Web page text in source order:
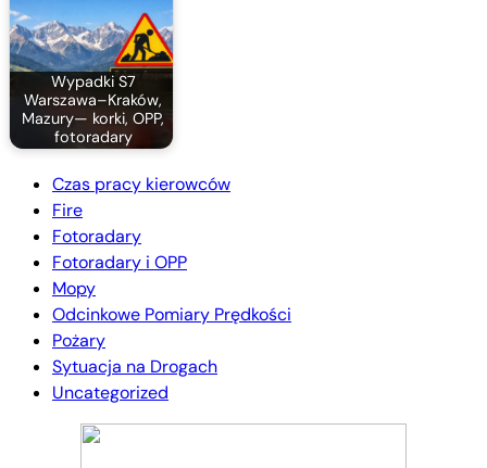
Wypadki S7
Warszawa–Kraków,
Mazury— korki, OPP,
fotoradary
Czas pracy kierowców
Fire
Fotoradary
Fotoradary i OPP
Mopy
Odcinkowe Pomiary Prędkości
Pożary
Sytuacja na Drogach
Uncategorized